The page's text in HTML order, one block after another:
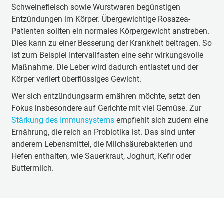
Schweinefleisch sowie Wurstwaren begünstigen
Entzündungen im Körper. Übergewichtige Rosazea-
Patienten sollten ein normales Körpergewicht anstreben.
Dies kann zu einer Besserung der Krankheit beitragen. So
ist zum Beispiel Intervallfasten eine sehr wirkungsvolle
Maßnahme. Die Leber wird dadurch entlastet und der
Körper verliert überflüssiges Gewicht.
Wer sich entzündungsarm ernähren möchte, setzt den
Fokus insbesondere auf Gerichte mit viel Gemüse. Zur
Stärkung des Immunsystemsempfiehlt sich zudem eine
Ernährung, die reich an Probiotika ist. Das sind unter
anderem Lebensmittel, die Milchsäurebakterien und
Hefen enthalten, wie Sauerkraut, Joghurt, Kefir oder
Buttermilch.